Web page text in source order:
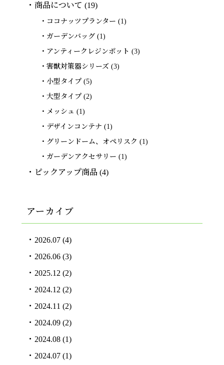
商品について (19)
ココナッツプランター (1)
ガーデンバッグ(1)
アンティークレジンポット (3)
害獣対策器シリーズ(3)
小型タイプ(5)
大型タイプ(2)
メッシュ (1)
デザインコンテナ (1)
グリーンドーム、オペリスク (1)
ガーデンアクセサリー (1)
ピックアップ商品 (4)
アーカイブ
2026.07(4)
2026.06(3)
2025.12 (2)
2024.12 (2)
2024.11 (2)
2024.09(2)
2024.08(1)
2024.07(1)